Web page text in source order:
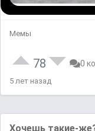
Мемы
78 0
5 лет назад
Хoчешь такие-